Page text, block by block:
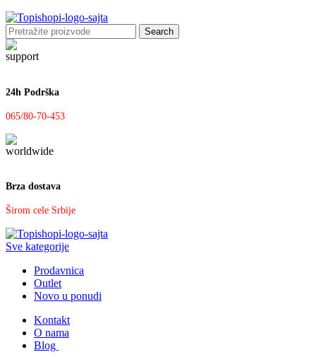
Search
24h Podrška
065/80-70-453
Brza dostava
Širom cele Srbije
Sve kategorije
Prodavnica
Outlet
Novo u ponudi
Kontakt
O nama
Blog